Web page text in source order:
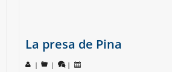
La presa de Pina
| | |